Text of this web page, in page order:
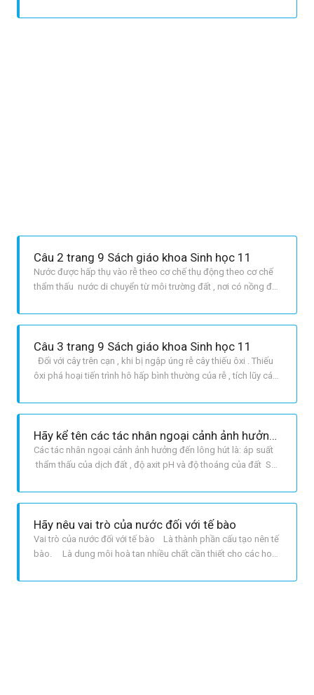
rễ và đất. Nhờ vậy , sự hấp thu nước và các ion khoáng được
Câu 2 trang 9 Sách giáo khoa Sinh học 11
Nước được hấp thụ vào rễ theo cơ chế thụ động theo cơ chế
thẩm thấu nước di chuyển từ môi trường đất , nơi có nồng độ
độ chất tan cao dịch bào ưu trương , áp suất thẩm thấu cao .
Câu 3 trang 9 Sách giáo khoa Sinh học 11
Đối với cây trên cạn , khi bị ngập úng rễ cây thiếu ôxi . Thiếu
ôxi phá hoại tiến trình hô hấp bình thường của rễ , tích lũy các
hình thành được lông hút mới . Không có lông hút cây không
Hãy kể tên các tác nhân ngoại cảnh ảnh hưởng đến lông hút và qua đó giải thích sự ảnh hưởng của môi trường đối với quá trình hấp thụ nước và các ion khoáng ở rễ cây
Các tác nhân ngoại cảnh ảnh hưởng đến lông hút là: áp suất
thẩm thấu của dịch đất , độ axit pH và độ thoáng của đất Sự
ion khoáng : + Áp suất thẩm thấu của dịch đất : Nếu áp suất
Hãy nêu vai trò của nước đối với tế bào
Vai trò của nước đối với tế bào Là thành phần cấu tạo nên tế
bào. Là dung môi hoà tan nhiều chất cần thiết cho các hoạt
sinh hoá trong tế bào, giúp cho quá trình trao đổi chất trong